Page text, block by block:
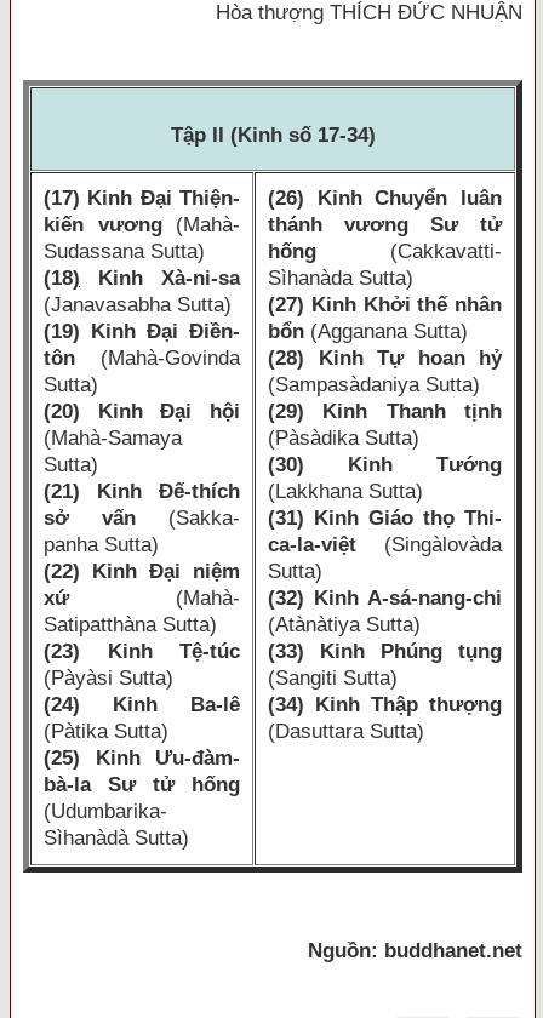
Hòa thượng THÍCH ĐỨC NHUẬN
Tập II (Kinh số 17-34)
(17) Kinh Ðại Thiện-
kiến vương(Mahà-
Sudassana Sutta)
(18) Kinh Xà-ni-sa
(Janavasabha Sutta)
(19) Kinh Ðại Ðiền-
tôn (Mahà-Govinda
Sutta)
(20) Kinh Ðại hội
(Mahà-Samaya
Sutta)
(21) Kinh Ðế-thích
sở vấn (Sakka-
panha Sutta)
(22) Kinh Ðại niệm
xứ(Mahà-
Satipatthàna Sutta)
(23) Kinh Tệ-túc
(Pàyàsi Sutta)
(24) Kinh Ba-lê
(Pàtika Sutta)
(25) Kinh Ưu-đàm-
bà-la Sư tử hống
(Udumbarika-
Sìhanàdà Sutta)
(26) Kinh Chuyển luân
thánh vương Sư tử
hống (Cakkavatti-
Sìhanàda Sutta)
(27) Kinh Khởi thế nhân
bổn (Agganana Sutta)
(28) Kinh Tự hoan hỷ
(Sampasàdaniya Sutta)
(29) Kinh Thanh tịnh
(Pàsàdika Sutta)
(30) Kinh Tướng
(Lakkhana Sutta)
(31) Kinh Giáo thọ Thi-
ca-la-việt (Singàlovàda
Sutta)
(32) Kinh A-sá-nang-chi
(Atànàtiya Sutta)
(33) Kinh Phúng tụng
(Sangiti Sutta)
(34) Kinh Thập thượng
(Dasuttara Sutta)
Nguồn: buddhanet.net